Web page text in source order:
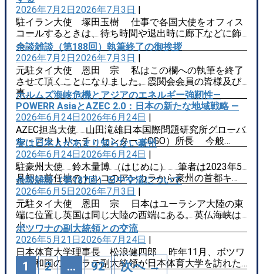
2026年7月2日2026年7月3日 |
駐イラン大使 塚田玉樹 仕事で各国大使をオフィス
コールするときは、待ち時間や退出時に廊下などに飾
っ…
余談雑談（第188回）執筆終了の御挨拶
2026年7月2日2026年7月3日 |
元駐タイ大使 恩田 宗 私はこの欄への執筆を終了
させて頂くことになりました。霞関会会員の皆様及び
事…
ホルムズ海峡危機とアジアのエネルギー強靭性―
POWERR AsiaとAZEC 2.0：日本の新たな地域戦略 ―
2026年6月24日2026年6月24日 |
AZEC担当大使 山田滝雄日本国際問題研究所グローバ
ル・アウトリーチ・センター（CGO）所長 今般…
実は日本人があまり知らない豪州
2026年6月24日2026年6月24日 |
駐豪州大使 鈴木量博 （はじめに） 筆者は2023年5
月初に前任地のトルコのアンカラから豪州の首都キ…
余談雑談（第187回）日中交流について
2026年6月5日2026年7月3日 |
元駐タイ大使 恩田 宗 日本はユーラシア大陸の東
端に位置し英国は同じ大陸の西端にある。英仏海峡は
小…
ボツワナの副大統領との交流
2026年5月21日2026年7月24日 |
日本体育大学理事長 松浪健四郎 昨年11月、ボツワ
ナ共和国のハオラテ副大統領が日本体育大学を訪れた…
1 2 … 92 次へ →